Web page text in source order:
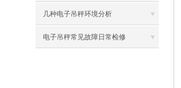
几种电子吊秤环境分析
电子吊秤常见故障日常检修